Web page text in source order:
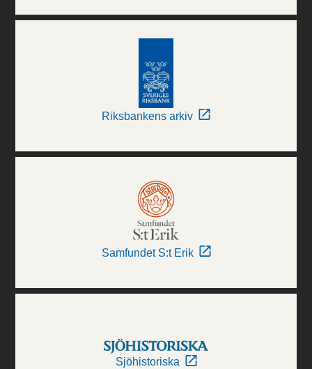
Riksbankens arkiv
Samfundet S:t Erik
Sjöhistoriska